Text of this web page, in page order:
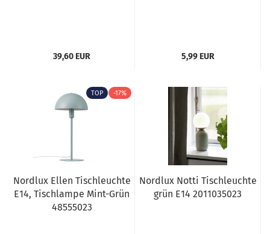
39,60 EUR 5,99 EUR
TOP -17%
Nordlux Ellen Tischleuchte
E14, Tischlampe Mint-Grün
48555023
Nordlux Notti Tischleuchte
grün E14 2011035023